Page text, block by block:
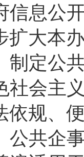
息公开
扩大本
公共
社会主
依规、
企事